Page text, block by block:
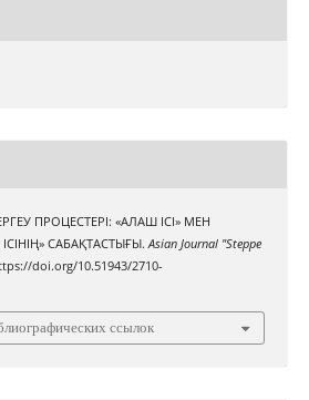
ПРОЦЕСТЕРІ: «АЛАШ ІСІ» МЕН
САБАҚТАСТЫҒЫ.Asian Journal "Steppe
doi.org/10.51943/2710-
ссылок